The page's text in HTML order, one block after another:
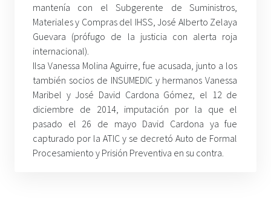
mantenía con el Subgerente de Suministros,
Materiales y Compras del IHSS, José Alberto Zelaya
Guevara (prófugo de la justicia con alerta roja
internacional).
Ilsa Vanessa Molina Aguirre, fue acusada, junto a los
también socios de INSUMEDIC y hermanos Vanessa
Maribel y José David Cardona Gómez, el 12 de
diciembre de 2014, imputación por la que el
pasado el 26 de mayo David Cardona ya fue
capturado por la ATIC y se decretó Auto de Formal
Procesamiento y Prisión Preventiva en su contra.